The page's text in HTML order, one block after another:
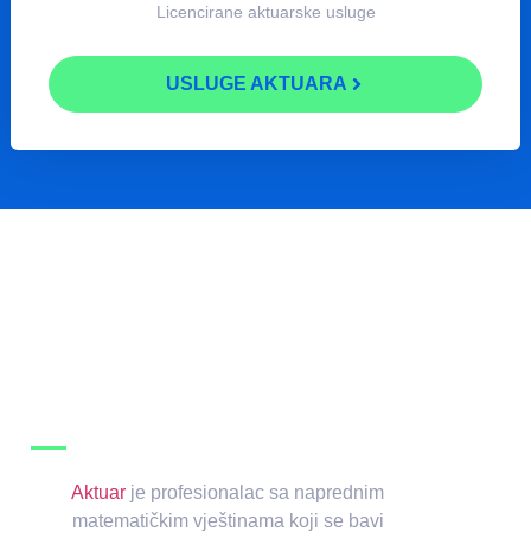
Licencirane aktuarske usluge
USLUGE AKTUARA
Aktuar je profesionalac sa naprednim
matematičkim vještinama koji se bavi